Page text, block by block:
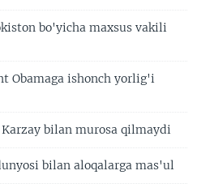
bo'yicha maxsus vakili
Obamaga ishonch yorlig'i
bilan murosa qilmaydi
bilan aloqalarga mas'ul